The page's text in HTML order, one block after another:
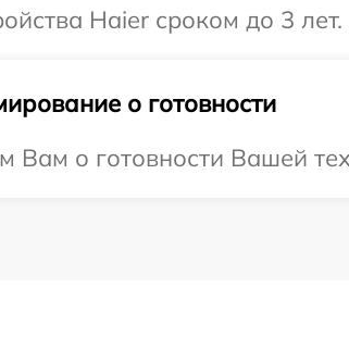
Haier сроком до 3 лет.
о готовности
о готовности Вашей